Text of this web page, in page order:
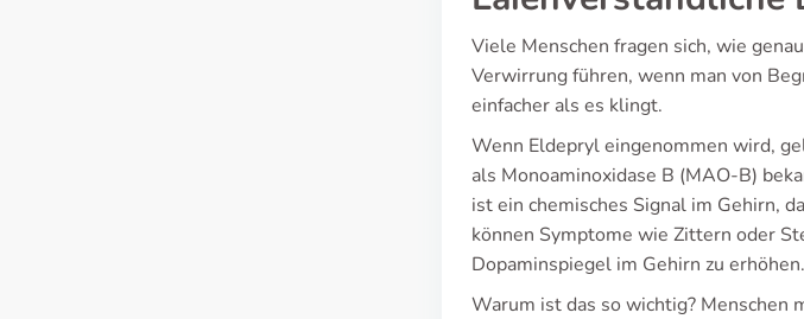
Viele Menschen fragen sich, wie
Verwirrung führen, wenn man von
einfacher als es klingt.
Wenn Eldepryl eingenommen wird,
als Monoaminoxidase B (MAO-B)
ist ein chemisches Signal im Gehirn,
können Symptome wie Zittern oder
Dopaminspiegel im Gehirn zu erhöhen.
Warum ist das so wichtig? Menschen